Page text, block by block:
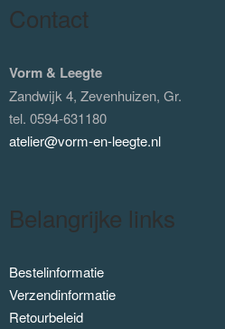
Contact
Vorm & Leegte
Zandwijk 4, Zevenhuizen, Gr.
tel. 0594-631180
atelier@vorm-en-leegte.nl
Belangrijke links
Bestelinformatie
Verzendinformatie
Retourbeleid